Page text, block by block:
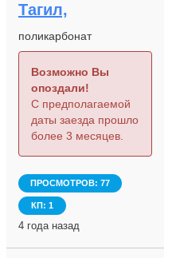
Тагил,
поликарбонат
Возможно Вы
опоздали!
С предполагаемой
даты заезда прошло
более 3 месяцев.
ПРОСМОТРОВ: 77
КП: 1
4 года назад